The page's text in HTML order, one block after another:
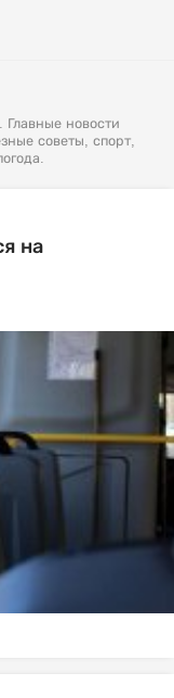
Главные новости
советы, спорт,
на